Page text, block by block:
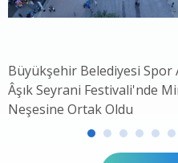
Büyükşehir Belediyesi Spor
Âşık Seyrani Festivali'nde
Neşesine Ortak Oldu